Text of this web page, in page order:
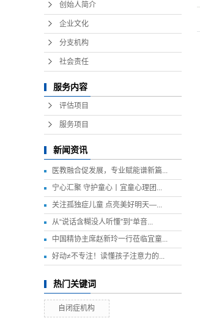
创始人简介
企业文化
分支机构
社会责任
服务内容
评估项目
服务项目
新闻资讯
医教融合促发展，专业赋能谱新篇...
宁心汇聚 守护童心丨宜童心理团...
关注孤独症儿童 点亮美好明天—...
从“说话含糊没人听懂”到“单音...
中国精协主席赵新玲一行莅临宜童...
好动≠不专注！读懂孩子注意力的...
热门关键词
自闭症机构